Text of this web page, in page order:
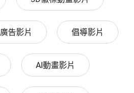
廣告影片 倡導影片
AI動畫影片